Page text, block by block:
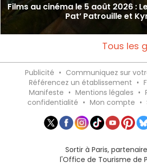
Films au cinéma le 5 août 2026 :
Pat’ Patrouille et
Tous les
Publicité • Communiquez sur
Référencez un établissement •
Manifeste • Mentions légales •
confidentialité • Mon compte •
Sortir à Paris,
l'Office de Tourisme de